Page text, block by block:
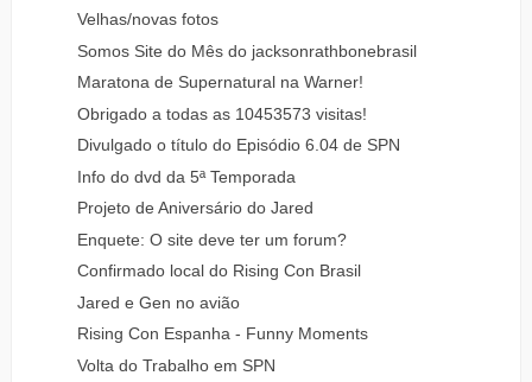
Velhas/novas fotos
Somos Site do Mês do jacksonrathbonebrasil
Maratona de Supernatural na Warner!
Obrigado a todas as 10453573 visitas!
Divulgado o título do Episódio 6.04 de SPN
Info do dvd da 5ª Temporada
Projeto de Aniversário do Jared
Enquete: O site deve ter um forum?
Confirmado local do Rising Con Brasil
Jared e Gen no avião
Rising Con Espanha - Funny Moments
Volta do Trabalho em SPN